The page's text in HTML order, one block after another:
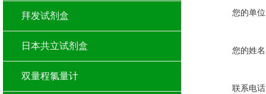
您的单
您的姓
联系电
拜发试剂盒
日本共立试剂盒
双量程氯量计